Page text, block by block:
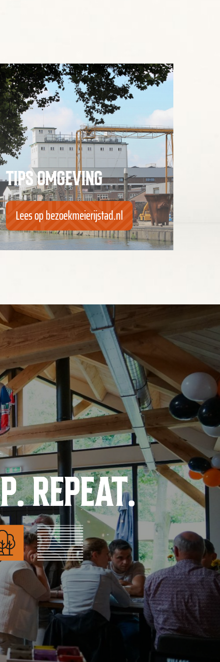
TIPS OMGEVING
Lees op bezoekmeierijstad.nl